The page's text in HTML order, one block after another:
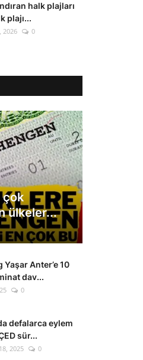
halk plajları
plajı...
2026 0
çok
ülkeler...
Anter’e 10
dav...
0
defalarca eylem
sür...
2025 0